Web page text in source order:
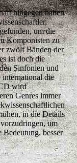
hingegen haben
um die
Komponisten zu
zwölf Bänden der
ist doch die
Sinfonien und
international die
wird
Genres immer
in die Details
um
besser